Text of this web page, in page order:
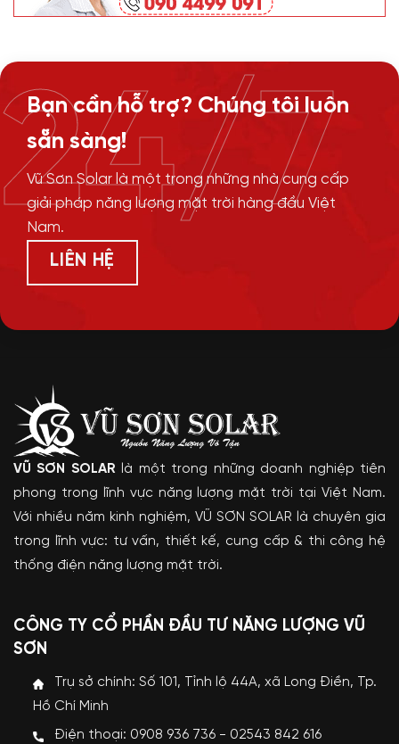
Bạn cần hỗ trợ? Chúng tôi luôn
sẵn sàng!
Vũ Sơn Solar là một trong những nhà cung cấp
giải pháp năng lượng mặt trời hàng đầu Việt
Nam.
LIÊN HỆ
24/7
VŨ SƠN SOLAR là một trong những doanh nghiệp tiên
phong trong lĩnh vực năng lượng mặt trời tại Việt Nam.
Với nhiều năm kinh nghiệm, VŨ SƠN SOLAR là chuyên gia
trong lĩnh vực: tư vấn, thiết kế, cung cấp & thi công hệ
thống điện năng lượng mặt trời.
CÔNG TY CỔ PHẦN ĐẦU TƯ NĂNG LƯỢNG VŨ
SƠN
Trụ sở chính: Số 101, Tỉnh lộ 44A, xã Long Điền, Tp.
Hồ Chí Minh
Điện thoại: 0908 936 736 - 02543 842 616